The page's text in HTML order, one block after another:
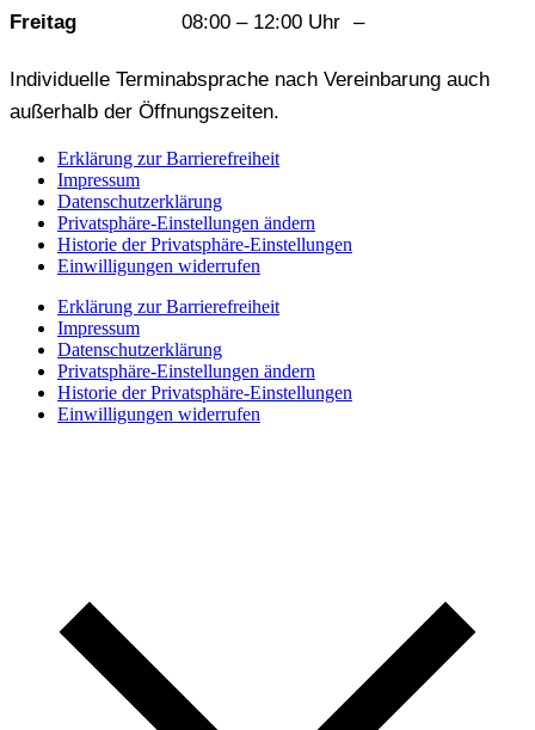
Freitag 08:00 – 12:00 Uhr –
Individuelle Terminabsprache nach Vereinbarung auch
außerhalb der Öffnungszeiten.
Erklärung zur Barrierefreiheit
Impressum
Datenschutzerklärung
Privatsphäre-Einstellungen ändern
Historie der Privatsphäre-Einstellungen
Einwilligungen widerrufen
Erklärung zur Barrierefreiheit
Impressum
Datenschutzerklärung
Privatsphäre-Einstellungen ändern
Historie der Privatsphäre-Einstellungen
Einwilligungen widerrufen